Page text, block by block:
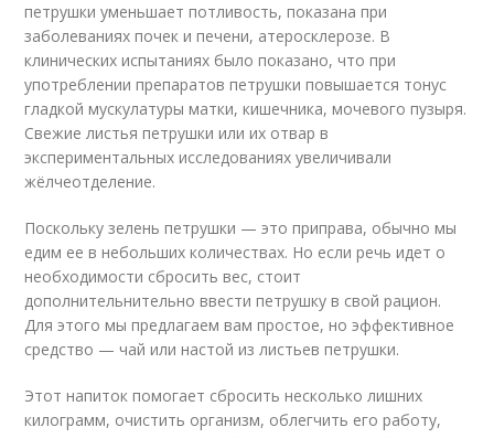
петрушки уменьшает потливость, показана при
заболеваниях почек и печени, атеросклерозе. В
клинических испытаниях было показано, что при
употреблении препаратов петрушки повышается тонус
гладкой мускулатуры матки, кишечника, мочевого пузыря.
Свежие листья петрушки или их отвар в
экспериментальных исследованиях увеличивали
жёлчеотделение.
Поскольку зелень петрушки — это приправа, обычно мы
едим ее в небольших количествах. Но если речь идет о
необходимости сбросить вес, стоит
дополнительнительно ввести петрушку в свой рацион.
Для этого мы предлагаем вам простое, но эффективное
средство — чай или настой из листьев петрушки.
Этот напиток помогает сбросить несколько лишних
килограмм, очистить организм, облегчить его работу,